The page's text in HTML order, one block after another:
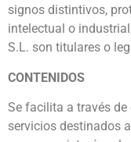
signos distintivos,
intelectual o
S.L. son titulares o
CONTENIDOS
Se facilita a través
servicios destinados